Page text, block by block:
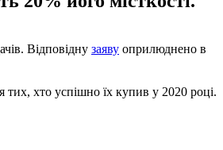
Відповідну заяву оприлюднено в
тих, хто успішно їх купив у 2020 році.